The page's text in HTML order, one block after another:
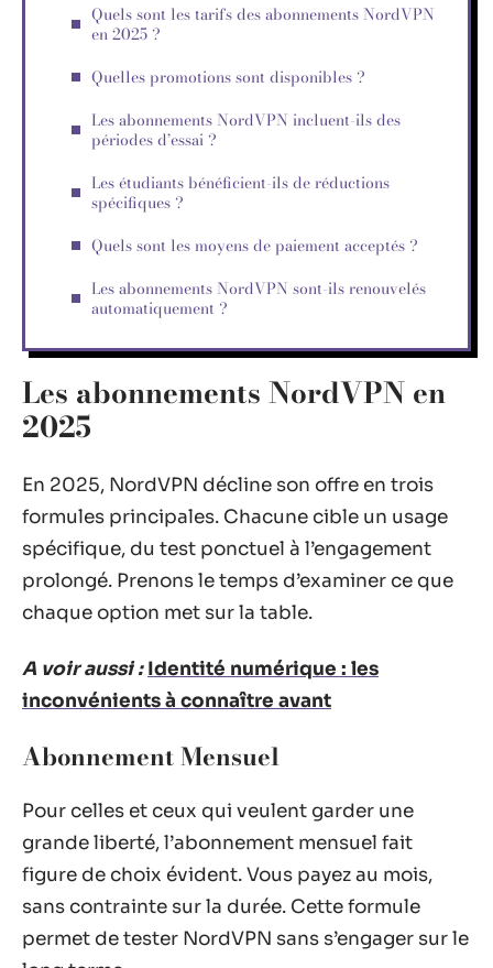
Quels sont les tarifs des abonnements NordVPN
en 2025 ?
Quelles promotions sont disponibles ?
Les abonnements NordVPN incluent-ils des
périodes d’essai ?
Les étudiants bénéficient-ils de réductions
spécifiques ?
Quels sont les moyens de paiement acceptés ?
Les abonnements NordVPN sont-ils renouvelés
automatiquement ?
Les abonnements NordVPN en
2025
En 2025, NordVPN décline son offre en trois
formules principales. Chacune cible un usage
spécifique, du test ponctuel à l’engagement
prolongé. Prenons le temps d’examiner ce que
chaque option met sur la table.
A voir aussi : Identité numérique : les
inconvénients à connaître avant
Abonnement Mensuel
Pour celles et ceux qui veulent garder une
grande liberté, l’abonnement mensuel fait
figure de choix évident. Vous payez au mois,
sans contrainte sur la durée. Cette formule
permet de tester NordVPN sans s’engager sur le